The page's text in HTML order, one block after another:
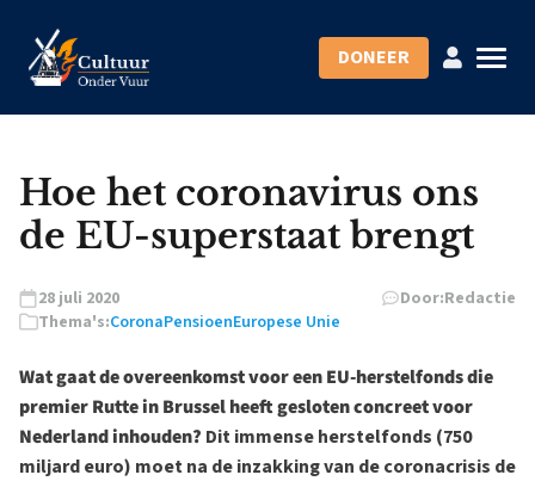
DONEER
Hoe het coronavirus ons
de EU-superstaat brengt
28 juli 2020 Door:Redactie
Thema's:CoronaPensioenEuropese Unie
Wat gaat de overeenkomst voor een EU-herstelfonds die
premier Rutte in Brussel heeft gesloten concreet voor
Nederland inhouden? Dit immense herstelfonds (750
miljard euro) moet na de inzakking van de coronacrisis de